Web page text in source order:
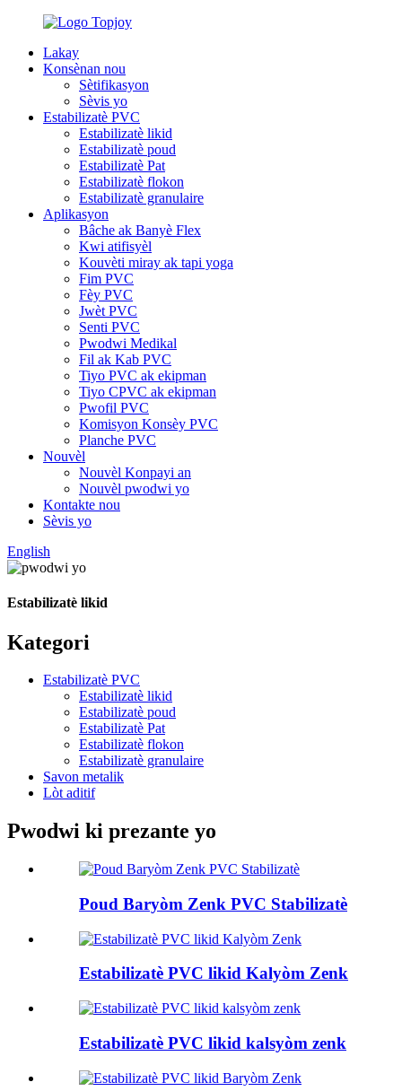
Lakay
Konsènan nou
Sètifikasyon
Sèvis yo
Estabilizatè PVC
Estabilizatè likid
Estabilizatè poud
Estabilizatè Pat
Estabilizatè flokon
Estabilizatè granulaire
Aplikasyon
Bâche ak Banyè Flex
Kwi atifisyèl
Kouvèti miray ak tapi yoga
Fim PVC
Fèy PVC
Jwèt PVC
Senti PVC
Pwodwi Medikal
Fil ak Kab PVC
Tiyo PVC ak ekipman
Tiyo CPVC ak ekipman
Pwofil PVC
Komisyon Konsèy PVC
Planche PVC
Nouvèl
Nouvèl Konpayi an
Nouvèl pwodwi yo
Kontakte nou
Sèvis yo
English
Estabilizatè likid
Kategori
Estabilizatè PVC
Estabilizatè likid
Estabilizatè poud
Estabilizatè Pat
Estabilizatè flokon
Estabilizatè granulaire
Savon metalik
Lòt aditif
Pwodwi ki prezante yo
Poud Baryòm Zenk PVC Stabilizatè
Estabilizatè PVC likid Kalyòm Zenk
Estabilizatè PVC likid kalsyòm zenk